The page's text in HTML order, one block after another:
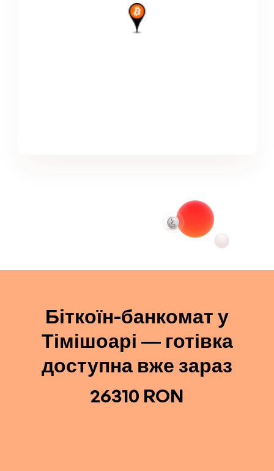
Біткоїн-банкомат у
Тімішоарі — готівка
доступна вже зараз
26310 RON